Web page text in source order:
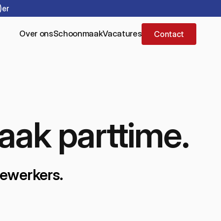
parttime.
Over onsSchoonmaakVacatures Contact